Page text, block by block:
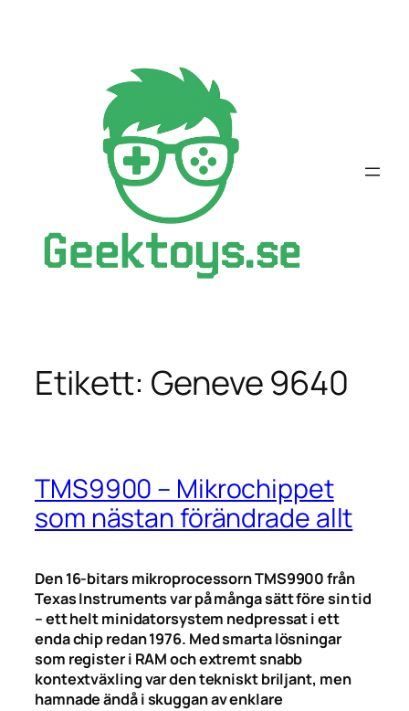
Etikett: Geneve 9640
TMS9900 – Mikrochippet
som nästan förändrade allt
Den 16-bitars mikroprocessorn TMS9900 från
Texas Instruments var på många sätt före sin tid
– ett helt minidatorsystem nedpressat i ett
enda chip redan 1976. Med smarta lösningar
som register i RAM och extremt snabb
kontextväxling var den tekniskt briljant, men
hamnade ändå i skuggan av enklare